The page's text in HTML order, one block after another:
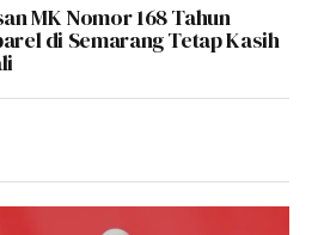
MK Nomor 168 Tahun
di Semarang Tetap Kasih